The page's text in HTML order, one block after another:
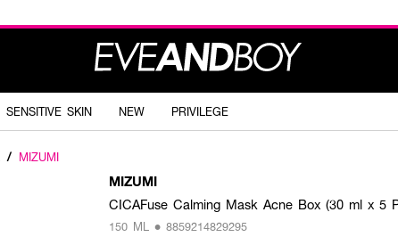
SENSITIVE SKIN NEW PRIVILEGE
/ MIZUMI
MIZUMI
CICAFuse Calming Mask Acne Box (30 ml x 5
150 ML • 8859214829295